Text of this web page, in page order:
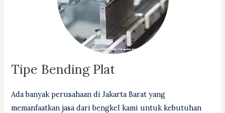
Tipe Bending Plat
Ada banyak perusahaan di Jakarta Barat yang
memanfaatkan jasa dari bengkel kami untuk kebutuhan